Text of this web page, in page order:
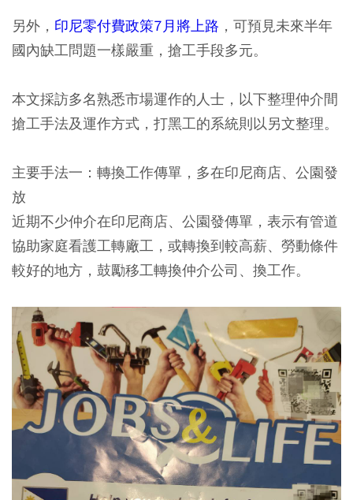
另外， 印尼零付費政策7月將上路 ，可預見未來半年
國內缺工問題一樣嚴重，搶工手段多元。
本文採訪多名熟悉市場運作的人士，以下整理仲介間
搶工手法及運作方式，打黑工的系統則以另文整理。
主要手法一：轉換工作傳單，多在印尼商店、公園發
放
近期不少仲介在印尼商店、公園發傳單，表示有管道
協助家庭看護工轉廠工，或轉換到較高薪、勞動條件
較好的地方，鼓勵移工轉換仲介公司、換工作。